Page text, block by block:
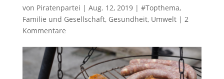
von Piratenpartei | Aug. 12, 2019| #Topthema,
Familie und Gesellschaft, Gesundheit, Umwelt| 2
Kommentare